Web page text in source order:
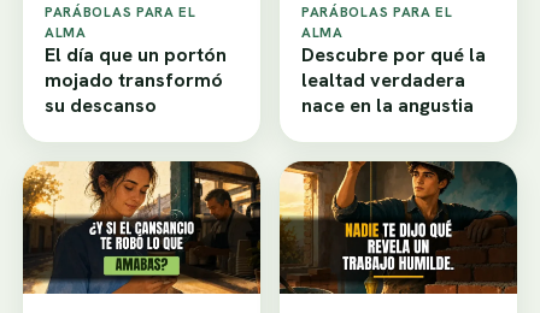
PARÁBOLAS PARA EL
ALMA
El día que un portón
mojado transformó
su descanso
PARÁBOLAS PARA EL
ALMA
Descubre por qué la
lealtad verdadera
nace en la angustia